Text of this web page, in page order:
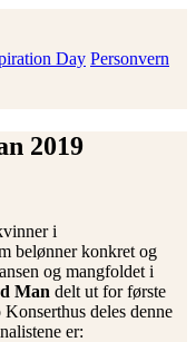
Day Personvern
2019
i
belønner konkret og
og mangfoldet i
Man delt ut for første
deles denne
er: